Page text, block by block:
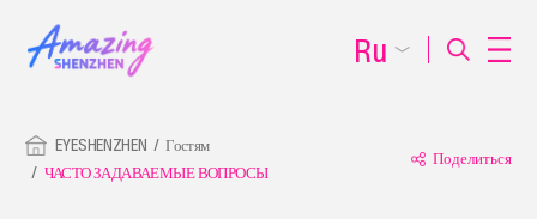
EYESHENZHEN
Гостям
ЧАСТО ЗАДАВАЕМЫЕ ВОПРОСЫ
Поделиться
Ru